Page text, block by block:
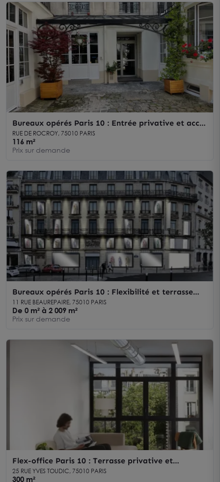
Bureaux opérés Paris 10 : Entrée privative et accès
transports
RUE DE ROCROY, 75010 PARIS
116 m²
Prix sur demande
Bureaux opérés Paris 10 : Flexibilité et terrasse
extérieure
11 RUE BEAUREPAIRE, 75010 PARIS
De 0 m² à 2 009 m²
Prix sur demande
Flex-office Paris 10 : Terrasse privative et
équipements sportifs
25 RUE YVES TOUDIC, 75010 PARIS
300 m²